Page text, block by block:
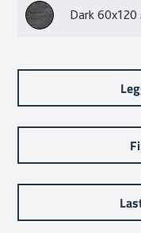
Dark 60x120